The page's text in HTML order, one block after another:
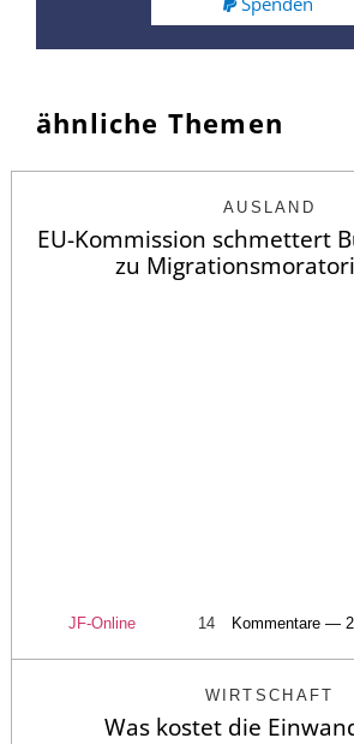
ähnliche Themen
AUSLAND
EU-Kommission schmettert
zu
JF-Online 14 Kommentare —
WIRTSCHAFT
Was kostet die